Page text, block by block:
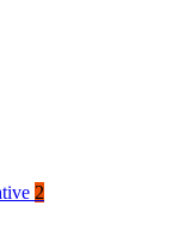
2